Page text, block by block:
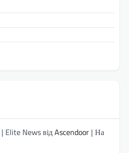
| Elite News відAscendoor | На